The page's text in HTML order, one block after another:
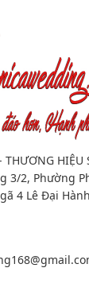
THƯƠNG HIỆU
3/2, Phường
4 Lê Đại